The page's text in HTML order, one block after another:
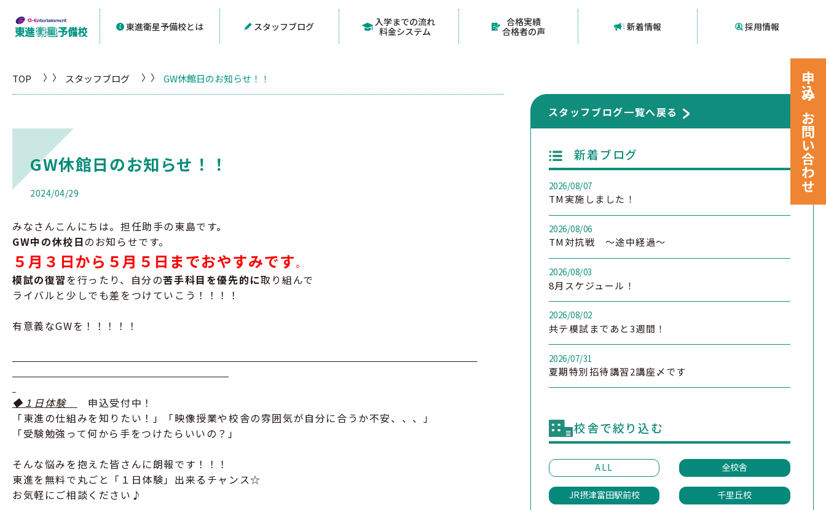
東進衛星予備校とは スタッフブログ
入学までの流れ
料金システム
合格実績
合格者の声
新着情報 採用情報
TOP スタッフブログ GW休館日のお知らせ！！
GW休館日のお知らせ！！
2024/04/29
みなさんこんにちは。担任助手の東島です。
GW中の休校日のお知らせです。
５月３日から５月５日までおやすみです。
模試の復習を行ったり、自分の苦手科目を優先的に取り組んで
ライバルと少しでも差をつけていこう！！！！
有意義なGWを！！！！！
◆１日体験
申込受付中！
「東進の仕組みを知りたい！」「映像授業や校舎の雰囲気が自分に合うか不安、、、」
「受験勉強って何から手をつけたらいいの？」
そんな悩みを抱えた皆さんに朗報です！！！
東進を無料で丸ごと「１日体験」出来るチャンス☆
お気軽にご相談ください♪
スタッフブログ一覧へ戻る
新着ブログ
2026/08/07
TM実施しました！
2026/08/06
TM対抗戦 ～途中経過～
2026/08/03
8月スケジュール！
2026/08/02
共テ模試まであと3週間！
2026/07/31
夏期特別招待講習2講座〆です
校舎で絞り込む
ALL 全校舎
JR摂津富田駅前校 千里丘校
申込みお問い合わせ